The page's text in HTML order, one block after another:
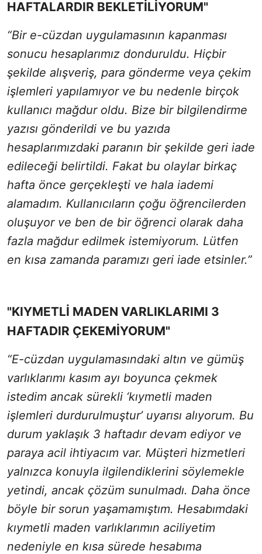
HAFTALARDIR BEKLETİLİYORUM"
“Bir e-cüzdan uygulamasının kapanması
sonucu hesaplarımız donduruldu. Hiçbir
şekilde alışveriş, para gönderme veya çekim
işlemleri yapılamıyor ve bu nedenle birçok
kullanıcı mağdur oldu. Bize bir bilgilendirme
yazısı gönderildi ve bu yazıda
hesaplarımızdaki paranın bir şekilde geri iade
edileceği belirtildi. Fakat bu olaylar birkaç
hafta önce gerçekleşti ve hala iademi
alamadım. Kullanıcıların çoğu öğrencilerden
oluşuyor ve ben de bir öğrenci olarak daha
fazla mağdur edilmek istemiyorum. Lütfen
en kısa zamanda paramızı geri iade etsinler.”
"KIYMETLİ MADEN VARLIKLARIMI 3
HAFTADIR ÇEKEMİYORUM"
“E-cüzdan uygulamasındaki altın ve gümüş
varlıklarımı kasım ayı boyunca çekmek
istedim ancak sürekli ‘kıymetli maden
işlemleri durdurulmuştur’ uyarısı alıyorum. Bu
durum yaklaşık 3 haftadır devam ediyor ve
paraya acil ihtiyacım var. Müşteri hizmetleri
yalnızca konuyla ilgilendiklerini söylemekle
yetindi, ancak çözüm sunulmadı. Daha önce
böyle bir sorun yaşamamıştım. Hesabımdaki
kıymetli maden varlıklarımın aciliyetim
nedeniyle en kısa sürede hesabıma